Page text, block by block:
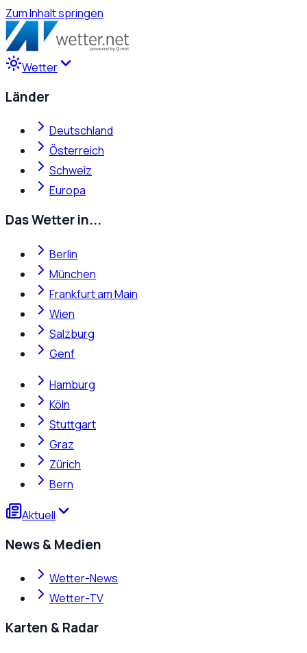
Zum Inhalt springen
Wetter
Länder
Deutschland
Österreich
Schweiz
Europa
Das Wetter in...
Berlin
München
Frankfurt am Main
Wien
Salzburg
Genf
Hamburg
Köln
Stuttgart
Graz
Zürich
Bern
Aktuell
News & Medien
Wetter-News
Wetter-TV
Karten & Radar